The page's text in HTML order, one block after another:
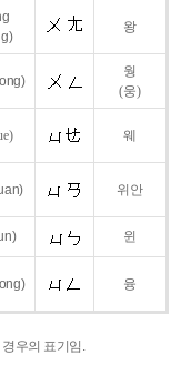
왕
웡
(웅)
웨
위안
윈
융
우의 표기임.